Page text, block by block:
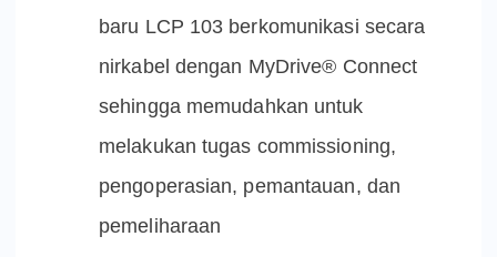
baru LCP 103 berkomunikasi secara
nirkabel dengan MyDrive® Connect
sehingga memudahkan untuk
melakukan tugas commissioning,
pengoperasian, pemantauan, dan
pemeliharaan